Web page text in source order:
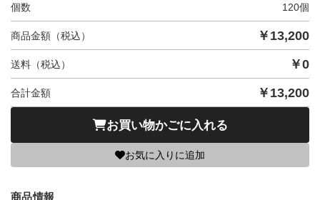
個数 120個
商品金額（税込） ￥ 13,200
送料（税込） ￥0
合計金額 ￥ 13,200
お買い物かごに入れる
お気に入りに追加
商品情報